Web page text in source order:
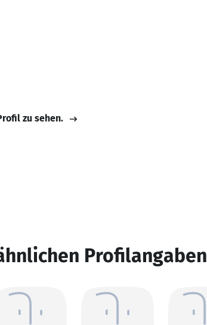
zu sehen.
Profilangaben